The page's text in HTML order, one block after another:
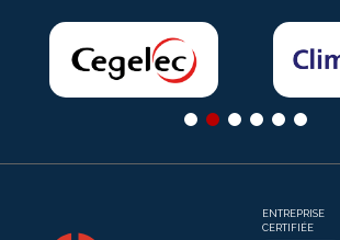
ENTREPRISE
CERTIFIÉE